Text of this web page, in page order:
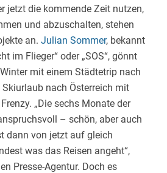
jetzt die kommende Zeit nutzen,
und abzuschalten, stehen
an. Julian Sommer, bekannt
im Flieger“ oder „SOS“, gönnt
mit einem Städtetrip nach
Skiurlaub nach Österreich mit
„Die sechs Monate der
– schön, aber auch
dann von jetzt auf gleich
was das Reisen angeht“,
Presse-Agentur. Doch es